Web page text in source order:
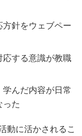
針をウェブペー
する意識が教職
んだ内容が日常
った
動に活かされるこ